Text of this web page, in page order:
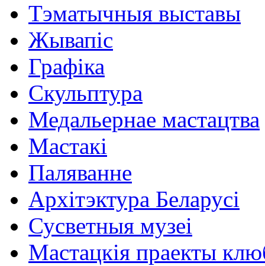
Тэматычныя выставы
Жывапіс
Графіка
Скульптура
Медальернае мастацтва
Мастакі
Паляванне
Архітэктура Беларусі
Сусветныя музеі
Мастацкія праекты